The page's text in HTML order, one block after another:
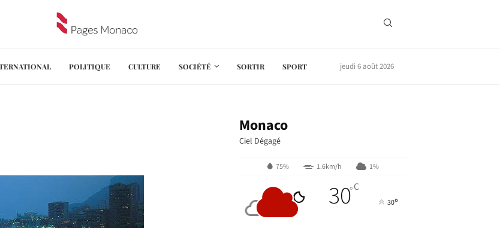
POLITIQUE CULTURE SOCIÉTÉ SORTIR SPORT jeudi 6 août 2026
Monaco
Ciel Dégagé
75% 1.6km/h 1%
30°C
30°